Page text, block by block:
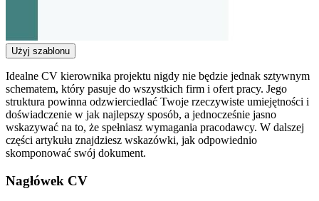
Użyj szablonu
Idealne CV kierownika projektu nigdy nie będzie jednak sztywnym
schematem, który pasuje do wszystkich firm i ofert pracy. Jego
struktura powinna odzwierciedlać Twoje rzeczywiste umiejętności i
doświadczenie w jak najlepszy sposób, a jednocześnie jasno
wskazywać na to, że spełniasz wymagania pracodawcy. W dalszej
części artykułu znajdziesz wskazówki, jak odpowiednio
skomponować swój dokument.
Nagłówek CV